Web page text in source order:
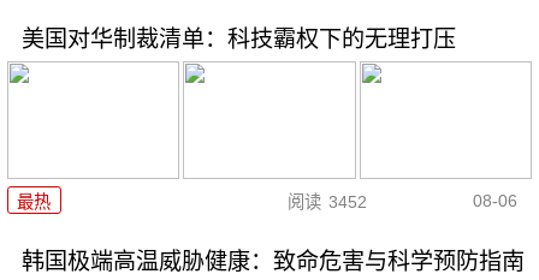
美国对华制裁清单：科技霸权下的无理打压
最热 阅读 3452 08-06
韩国极端高温威胁健康：致命危害与科学预防指南